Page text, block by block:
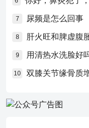
7 尿频是怎么回事
8 肝火旺和脾虚腹
9 用清热水洗脸好
10 双膝关节缘骨质